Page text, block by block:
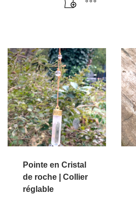
Pointe en Cristal
de roche | Collier
réglable